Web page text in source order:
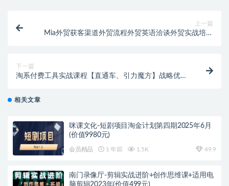
上一篇
Mia外贸获客渠道外贸流程外贸英语洽谈外贸实战培训
下一篇
淘系付费工具实战课程【直通车、引力魔方】战略优
相关文章
咪课文化-短剧项目淘金计划第四期2025年6月
(价值9980元)
会员精品 1 年前 1.5K 49.9
南门录像厅-剪辑实战进阶+创作思维课+适用电
脑剪辑2023年(价值499元)